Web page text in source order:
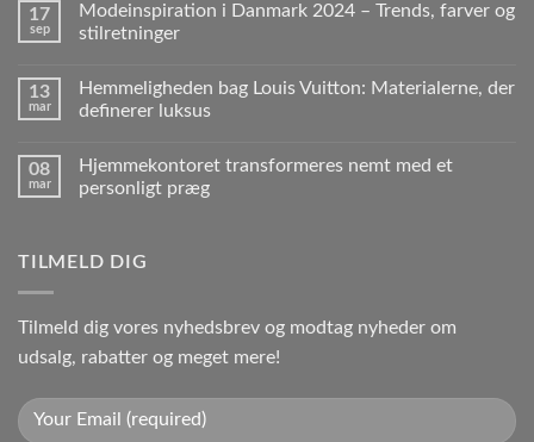
17
sep
Modeinspiration i Danmark 2024 – Trends, farver og
stilretninger
13
mar
Hemmeligheden bag Louis Vuitton: Materialerne, der
definerer luksus
08
mar
Hjemmekontoret transformeres nemt med et
personligt præg
TILMELD DIG
Tilmeld dig vores nyhedsbrev og modtag nyheder om
udsalg, rabatter og meget mere!